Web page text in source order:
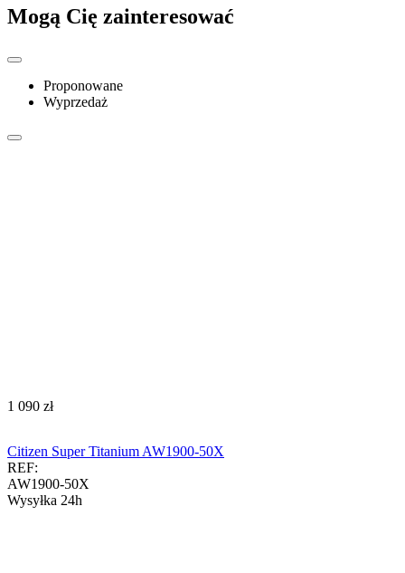
Mogą Cię zainteresować
Proponowane
Wyprzedaż
‍1 090‍ zł
Citizen Super Titanium AW1900-50X
REF:
AW1900-50X
Wysyłka 24h